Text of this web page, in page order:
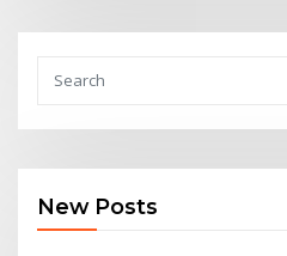
New Posts